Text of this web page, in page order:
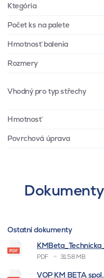
Ktegória
Počet ks na palete
Hmotnosť balenia
Rozmery
Vhodný pro typ střechy
Hmotnosť
Povrchová úprava
Ostatní dokumenty
PDF 31.58 MB
VOP KM BETA